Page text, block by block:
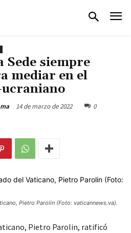
Sede siempre
mediar en el
14 de marzo de 2022 0
Pietro Parolin (Foto: vaticannews.va).
Pietro Parolin, ratificó